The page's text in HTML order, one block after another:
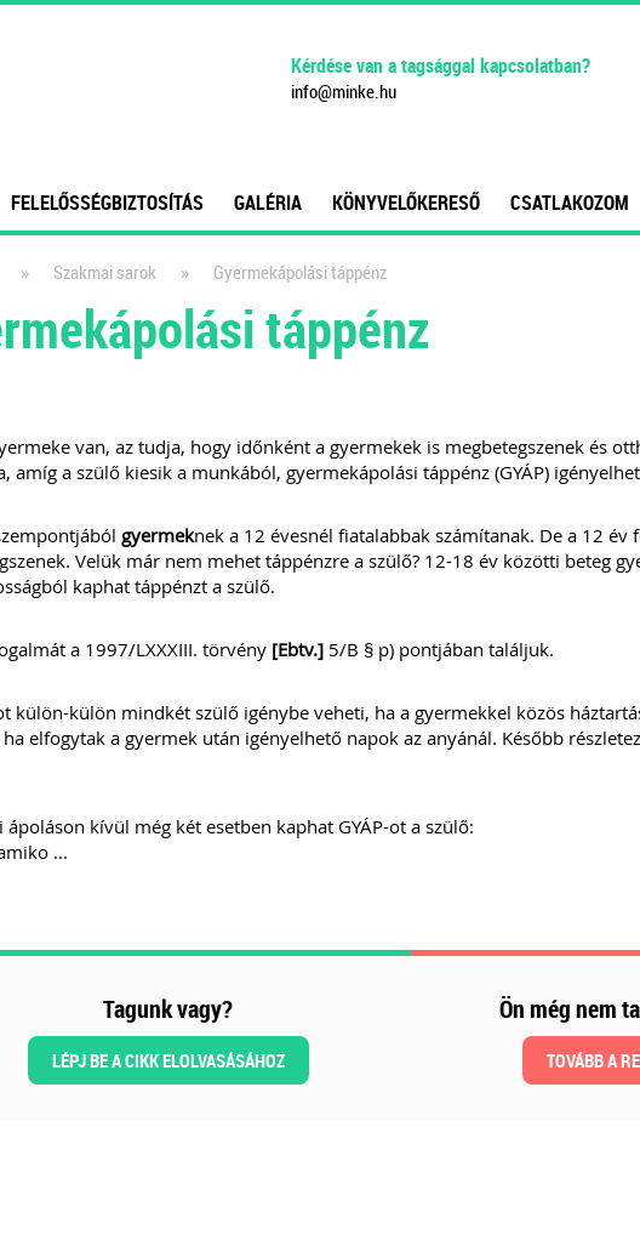
Kérdése van a tagsággal kapcsolatban?
info@minke.hu
FELELŐSSÉGBIZTOSÍTÁS GALÉRIA KÖNYVELŐKERESŐ CSATLAKOZOM
» Szakmai sarok » Gyermekápolási táppénz
táppénz
van, az tudja, hogy időnként a gyermekek is megbetegszenek és
amíg a szülő kiesik a munkából, gyermekápolási táppénz (GYÁP)
gyermeknek a 12 évesnél fiatalabbak számítanak. De a 12 év
Velük már nem mehet táppénzre a szülő? 12-18 év közötti beteg
kaphat táppénzt a szülő.
a 1997/LXXXIII. törvény [Ebtv.] 5/B § p) pontjában találjuk.
külön-külön mindkét szülő igénybe veheti, ha a gyermekkel közös
ha elfogytak a gyermek után igényelhető napok az anyánál. Később
kívül még két esetben kaphat GYÁP-ot a szülő:
...
Tagunk vagy?
LÉPJ BE A CIKK ELOLVASÁSÁHOZ
Ön még nem
TOVÁBB A